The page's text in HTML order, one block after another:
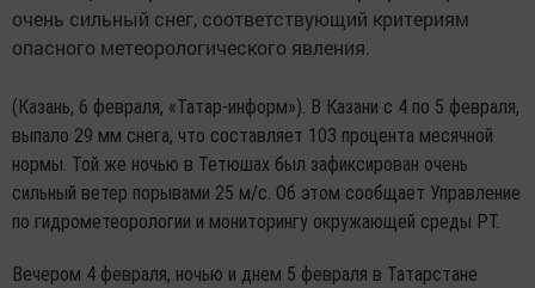
очень сильный снег, соответствующий критериям
опасного метеорологического явления.
(Казань, 6 февраля, «Татар-информ»). В Казани с 4 по 5 февраля,
выпало 29 мм снега, что составляет 103 процента месячной
нормы. Той же ночью в Тетюшах был зафиксирован очень
сильный ветер порывами 25 м/с. Об этом сообщает Управление
по гидрометеорологии и мониторингу окружающей среды РТ.
Вечером 4 февраля, ночью и днем 5 февраля в Татарстане